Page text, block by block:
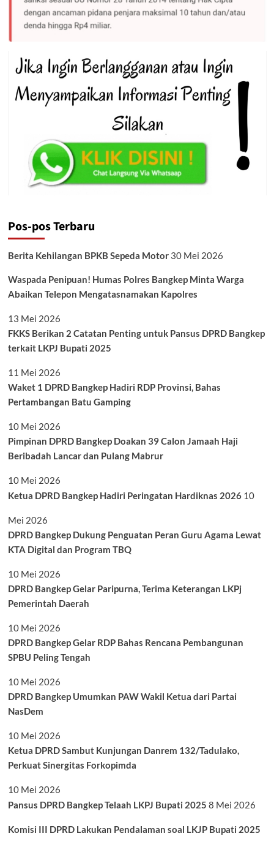
Pos-pos Terbaru
Berita Kehilangan BPKB Sepeda Motor 30 Mei 2026
Waspada Penipuan! Humas Polres Bangkep Minta Warga
Abaikan Telepon Mengatasnamakan Kapolres
13 Mei 2026
FKKS Berikan 2 Catatan Penting untuk Pansus DPRD Bangkep
terkait LKPJ Bupati 2025
11 Mei 2026
Waket 1 DPRD Bangkep Hadiri RDP Provinsi, Bahas
Pertambangan Batu Gamping
10 Mei 2026
Pimpinan DPRD Bangkep Doakan 39 Calon Jamaah Haji
Beribadah Lancar dan Pulang Mabrur
10 Mei 2026
Ketua DPRD Bangkep Hadiri Peringatan Hardiknas 2026 10
Mei 2026
DPRD Bangkep Dukung Penguatan Peran Guru Agama Lewat
KTA Digital dan Program TBQ
10 Mei 2026
DPRD Bangkep Gelar Paripurna, Terima Keterangan LKPj
Pemerintah Daerah
10 Mei 2026
DPRD Bangkep Gelar RDP Bahas Rencana Pembangunan
SPBU Peling Tengah
10 Mei 2026
DPRD Bangkep Umumkan PAW Wakil Ketua dari Partai
NasDem
10 Mei 2026
Ketua DPRD Sambut Kunjungan Danrem 132/Tadulako,
Perkuat Sinergitas Forkopimda
10 Mei 2026
Pansus DPRD Bangkep Telaah LKPJ Bupati 2025 8 Mei 2026
Komisi III DPRD Lakukan Pendalaman soal LKJP Bupati 2025